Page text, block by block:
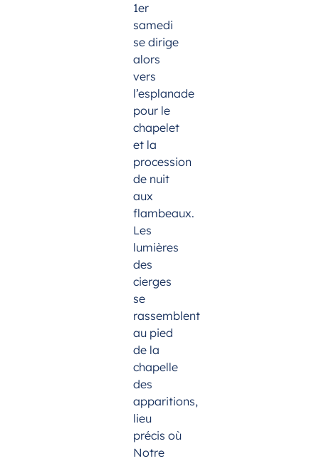
1er
samedi
se dirige
alors
vers
l’esplanade
pour le
chapelet
et la
procession
de nuit
aux
flambeaux.
Les
lumières
des
cierges
se
rassemblent
au pied
de la
chapelle
des
apparitions,
lieu
précis où
Notre